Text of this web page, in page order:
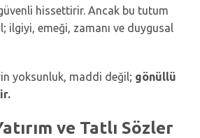
hissettirir. Ancak bu tutum
ilgiyi, emeği, zamanı ve duygusal
yoksunluk, maddi değil; gönüllü
ve Tatlı Sözler